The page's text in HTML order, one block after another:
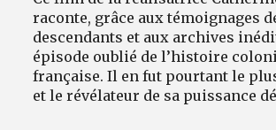
raconte, grâce aux témoignages
descendants et aux archives
épisode oublié de l’histoire
française. Il en fut pourtant le
et le révélateur de sa puissance